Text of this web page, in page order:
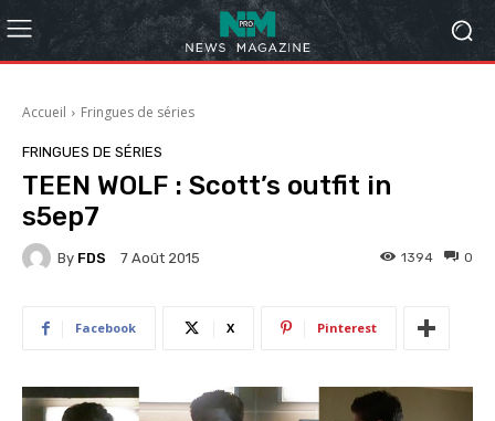
Accueil Fringues de séries
FRINGUES DE SÉRIES
TEEN WOLF : Scott’s outfit in
s5ep7
By FDS 7 Août 2015 0
1394
Facebook X Pinterest